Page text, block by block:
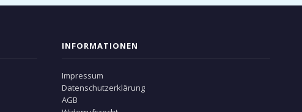
INFORMATIONEN
Impressum
Datenschutzerklärung
AGB